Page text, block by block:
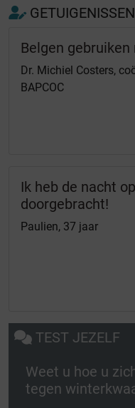
GETUIGENISSEN
Belgen
Dr. Michiel Costers,
BAPCOC
Ik heb de nacht
doorgebracht!
Paulien, 37 jaar
TEST JEZELF
Weet u hoe u
tegen